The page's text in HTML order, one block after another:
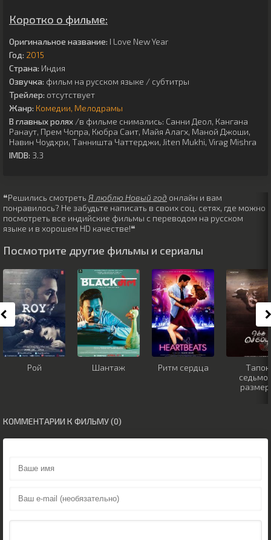
Коротко о фильме:
Оригинальное название: I Love New Year
Год: 2015
Страна: Индия
Озвучка: фильм на русском языке / субтитры
Трейлер: отсутствует
Жанр: Комедии Мелодрамы
В главных ролях /в фильме снимались: Санни Деол, Кангана
Ранаут, Прем Чопра, Кюбра Саит, Майя Алагх, Маной Джоши,
Навин Чоудхри, Танништа Чаттерджи, Jiten Mukhi, Virag Mishra
IMDB: 3.3
❝Решились смотреть Я люблю Новый год онлайн и вам
понравилось? Не забудьте написать в своих соц. сетях, где можно
посмотреть все индийские фильмы с переводом на русском
языке и в хорошем HD качестве!❝
Посмотрите другие фильмы и сериалы
Рой Шантаж Ритм сердца
Тапок
КОММЕНТАРИИ К ФИЛЬМУ (0)